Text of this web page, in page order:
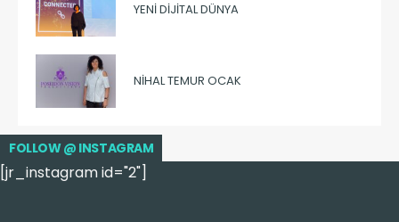
YENI DIJITAL DÜNYA
NIHAL TEMUR OCAK
FOLLOW @ INSTAGRAM
[jr_instagram id="2"]